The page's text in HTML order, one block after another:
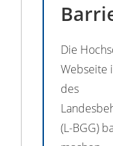
Die
Webseite
des
(L-BGG)